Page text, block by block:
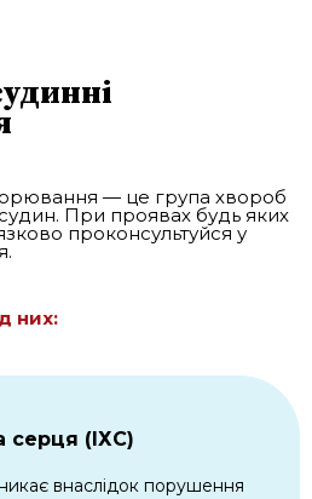
— це група хвороб
При проявах будь яких
проконсультуйся у
них:
серця (ІХС)
внаслідок порушення